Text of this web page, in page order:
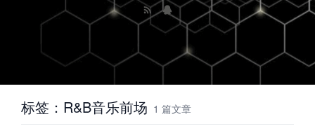
标签：R&B音乐前场 1 篇文章